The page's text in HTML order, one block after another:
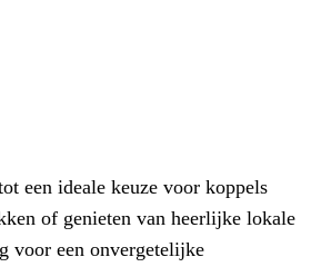
een ideale keuze voor koppels
of genieten van heerlijke lokale
voor een onvergetelijke